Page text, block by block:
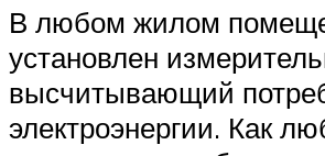
В любом жилом
установлен
высчитывающий
электроэнергии. Как